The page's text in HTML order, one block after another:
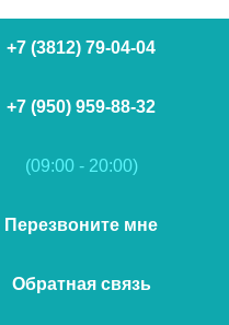
+7 (3812) 79-04-04
+7 (950) 959-88-32
(09:00 - 20:00)
Перезвоните мне
Обратная связь